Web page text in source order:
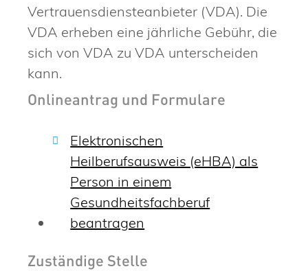
Vertrauensdiensteanbieter (VDA). Die
VDA erheben eine jährliche Gebühr, die
sich von VDA zu VDA unterscheiden
kann.
Onlineantrag und Formulare
Elektronischen
Heilberufsausweis (eHBA) als
Person in einem
Gesundheitsfachberuf
beantragen
Zuständige Stelle